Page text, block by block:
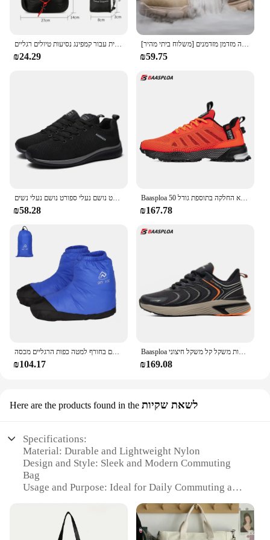
₪24.29 ₪59.75
₪58.28
Baasploa גברים נעלי ספורט רשת נשיפה נעלי ספורט לגברים אופנתיות קלות משקל מזדמנים ללא החלקה בתוספת גודל 50
₪167.78
₪104.17
Baasploa גברים נעלי ריצה מקצועיות רשת חדשות נעלי ספורט נוחיות נעלי ספורט קלות משקל קל משקל חיצוני
₪169.08
Here are the products found in the לשאת שקיות
Specifications:
Material: Durable and Lightweight Nylon
Design and Style: Sleek and Modern Commuting
Bag
Usage and Purpose: Ideal for Daily Commuting and
Shape or Size: Compact and Portable
Performance and Property: Water-Resistant and
Easy to Clean